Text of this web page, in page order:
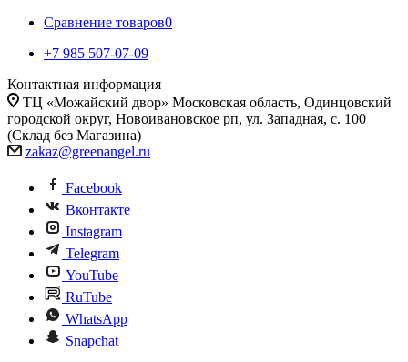
Сравнение товаров0
+7 985 507-07-09
Контактная информация
ТЦ «Можайский двор» Московская область, Одинцовский
городской округ, Новоивановское рп, ул. Западная, с. 100
(Склад без Магазина)
zakaz@greenangel.ru
Facebook
Вконтакте
Instagram
Telegram
YouTube
RuTube
WhatsApp
Snapchat